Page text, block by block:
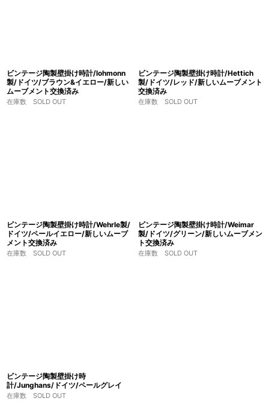
ビンテージ陶製壁掛け時計/lohmonn
製/ドイツ/ブラウン&イエロー/新しい
ムーブメント交換済み
在庫数 SOLD OUT
ビンテージ陶製壁掛け時計/Hettich
製/ドイツ/レッド/新しいムーブメント
交換済み
在庫数 SOLD OUT
ビンテージ陶製壁掛け時計/Wehrle製/
ドイツ/ペールイエロー/新しいムーブ
メント交換済み
在庫数 SOLD OUT
ビンテージ陶製壁掛け時計/Weimar
製/ドイツ/グリーン/新しいムーブメン
ト交換済み
在庫数 SOLD OUT
ビンテージ陶製壁掛け時
計/Junghans/ドイツ/ペールグレイ
在庫数 SOLD OUT